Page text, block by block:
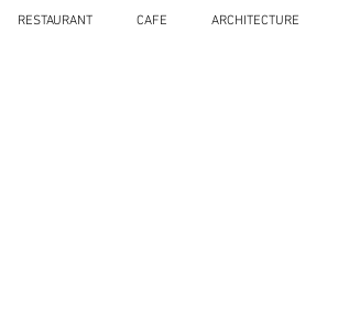
RESTAURANT CAFE ARCHITECTURE